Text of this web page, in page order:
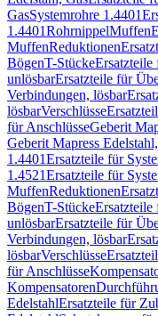
GasSystemrohre 1.4401
1.4401RohrnippelMuffen
MuffenReduktionen
BögenT-StückeErsatzteile
unlösbarErsatzteile für
Verbindungen, lösbar
lösbarVerschlüsse
für AnschlüsseGeberit
Geberit Mapress
1.4401Ersatzteile für
1.4521Ersatzteile für
MuffenReduktionen
BögenT-StückeErsatzteile
unlösbarErsatzteile für
Verbindungen, lösbar
lösbarVerschlüsse
für Anschlüsse
Kompensatoren
EdelstahlErsatzteile für